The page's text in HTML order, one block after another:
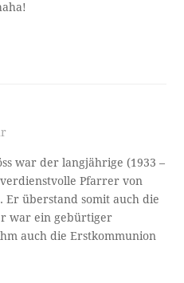
war der langjährige (1933 –
verdienstvolle Pfarrer von
überstand somit auch die
war ein gebürtiger
auch die Erstkommunion